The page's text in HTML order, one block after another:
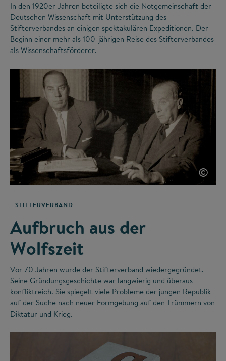
In den 1920er Jahren beteiligte sich die Notgemeinschaft der
Deutschen Wissenschaft mit Unterstützung des
Stifterverbandes an einigen spektakulären Expeditionen. Der
Beginn einer mehr als 100-jährigen Reise des Stifterverbandes
als Wissenschaftsförderer.
©
STIFTERVERBAND
Aufbruch aus der
Wolfszeit
Vor 70 Jahren wurde der Stifterverband wiedergegründet.
Seine Gründungsgeschichte war langwierig und überaus
konfliktreich. Sie spiegelt viele Probleme der jungen Republik
auf der Suche nach neuer Formgebung auf den Trümmern von
Diktatur und Krieg.